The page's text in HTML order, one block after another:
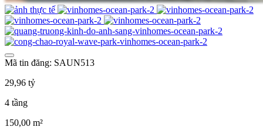
Mã tin đăng: SAUN513
29,96 tỷ
4 tầng
150,00 m²